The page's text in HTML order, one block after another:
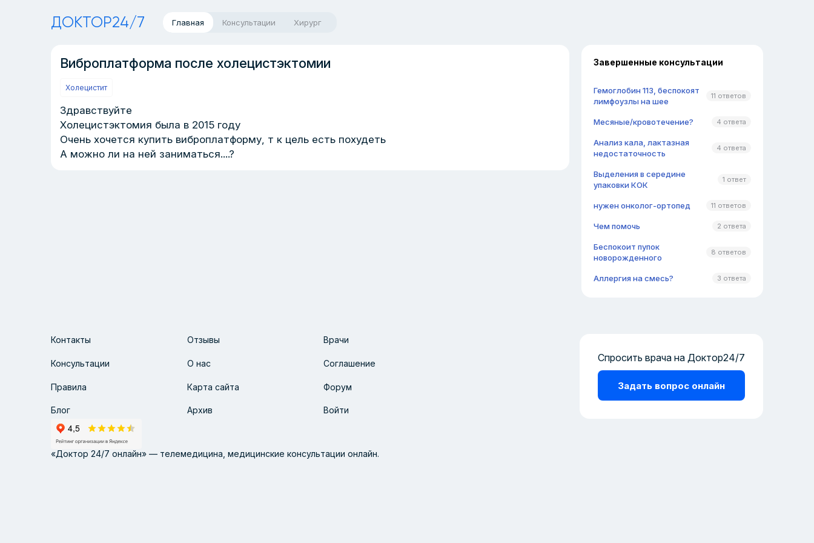
ДОКТОР24/7 Главная Консультации Хирург
Виброплатформа после холецистэктомии
Холецистит
Здравствуйте
Холецистэктомия была в 2015 году
Очень хочется купить виброплатформу, т к цель есть похудеть
А можно ли на ней заниматься....?
Завершенные консультации
Гемоглобин 113, беспокоят
лимфоузлы на шее
11 ответов
Месяные/кровотечение? 4 ответа
Анализ кала, лактазная
недостаточность
4 ответа
Выделения в середине
упаковки КОК
1 ответ
нужен онколог-ортопед 11 ответов
Чем помочь 2 ответа
Беспокоит пупок
новорожденного
8 ответов
Аллергия на смесь? 3 ответа
Контакты Отзывы Врачи
Консультации О нас Соглашение
Правила Карта сайта Форум
Блог Архив Войти
Спросить врача на Доктор24/7
Задать вопрос онлайн
«Доктор 24/7 онлайн» — телемедицина, медицинские консультации онлайн.